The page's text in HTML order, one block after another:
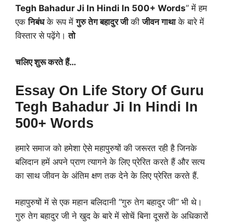
Tegh Bahadur Ji In Hindi In 500+ Words” में हम
एकनिबंधके रूप मेंगुरु तेग बहादुर जीकीजीवन गाथाके बारे में
विस्तार से पढ़ेंगे।तो
चलिए शुरू करते हैं…
Essay On Life Story Of Guru
Tegh Bahadur Ji In Hindi In
500+ Words
हमारे समाज को हमेशा ऐसे महापुरुषों की जरूरत रही है जिनके
बलिदान हमें अपने प्राण त्यागने के लिए प्रेरित करते हैं और सत्य
का साथ जीवन के अंतिम क्षण तक देने के लिए प्रेरित करते हैं.
महापुरुषों में से एक महान बलिदानी “गुरु तेग बहादुर जी” भी थे।
गुरु तेग बहादुर जी ने खुद के बारे में सोचें बिना दूसरों के अधिकारों